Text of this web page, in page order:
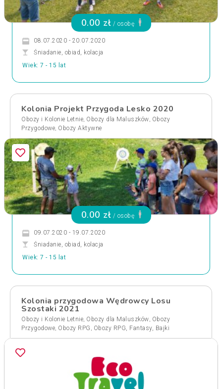
0.00 zł / osobę
08.07.2020 - 20.07.2020
Śniadanie, obiad, kolacja
Wiek: 7 - 15 lat
Kolonia Projekt Przygoda Lesko 2020
Obozy i Kolonie Letnie, Obozy dla Maluszków, Obozy
Przygodowe, Obozy Aktywne
0.00 zł / osobę
09.07.2020 - 19.07.2020
Śniadanie, obiad, kolacja
Wiek: 7 - 15 lat
Kolonia przygodowa Wędrowcy Losu
Szostaki 2021
Obozy i Kolonie Letnie, Obozy dla Maluszków, Obozy
Przygodowe, Obozy RPG , Obozy RPG, Fantasy, Bajki